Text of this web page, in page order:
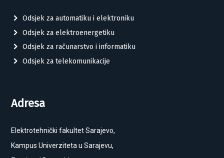
Odsjek za automatiku i elektroniku
Odsjek za elektroenergetiku
Odsjek za računarstvo i informatiku
Odsjek za telekomunikacije
Adresa
Elektrotehnički fakultet Sarajevo,
Kampus Univerziteta u Sarajevu,